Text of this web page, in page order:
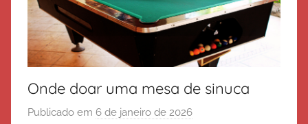
Onde doar uma mesa de sinuca
Publicado em 6 de janeiro de 2026